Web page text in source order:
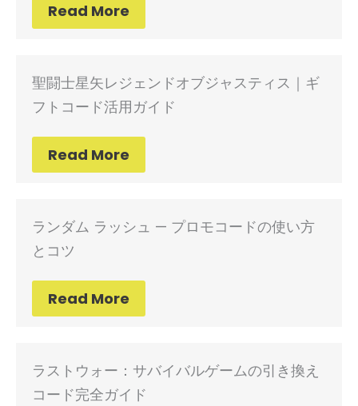
Read More
聖闘士星矢レジェンドオブジャスティス｜ギ
フトコード活用ガイド
Read More
ランダム ラッシュ — プロモコードの使い方
とコツ
Read More
ラストウォー：サバイバルゲームの引き換え
コード完全ガイド